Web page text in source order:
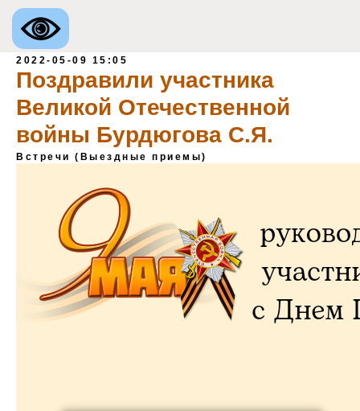
2022-05-09 15:05
Поздравили участника
Великой Отечественной
войны Бурдюгова С.Я.
Встречи (Выездные приемы)